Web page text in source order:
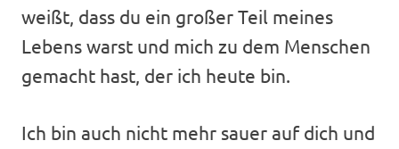
weißt, dass du ein großer Teil meines
Lebens warst und mich zu dem Menschen
gemacht hast, der ich heute bin.
Ich bin auch nicht mehr sauer auf dich und